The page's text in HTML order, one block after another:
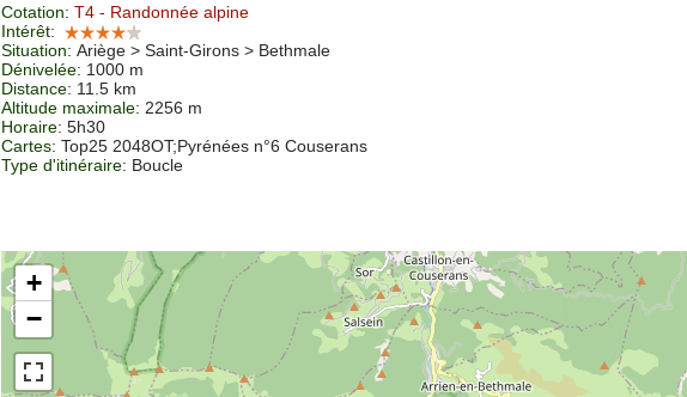
Cotation: T4 - Randonnée alpine
Intérêt:
Situation: Ariège > Saint-Girons > Bethmale
Dénivelée: 1000 m
Distance: 11.5 km
Altitude maximale: 2256 m
Horaire: 5h30
Cartes: Top25 2048OT;Pyrénées n°6 Couserans
Type d'itinéraire: Boucle
+
−